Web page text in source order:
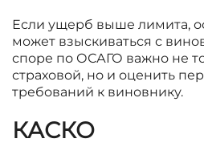
Если ущерб выше лимита,
может взыскиваться с
споре по ОСАГО важно не
страховой, но и оценить
требований к виновнику.
КАСКО